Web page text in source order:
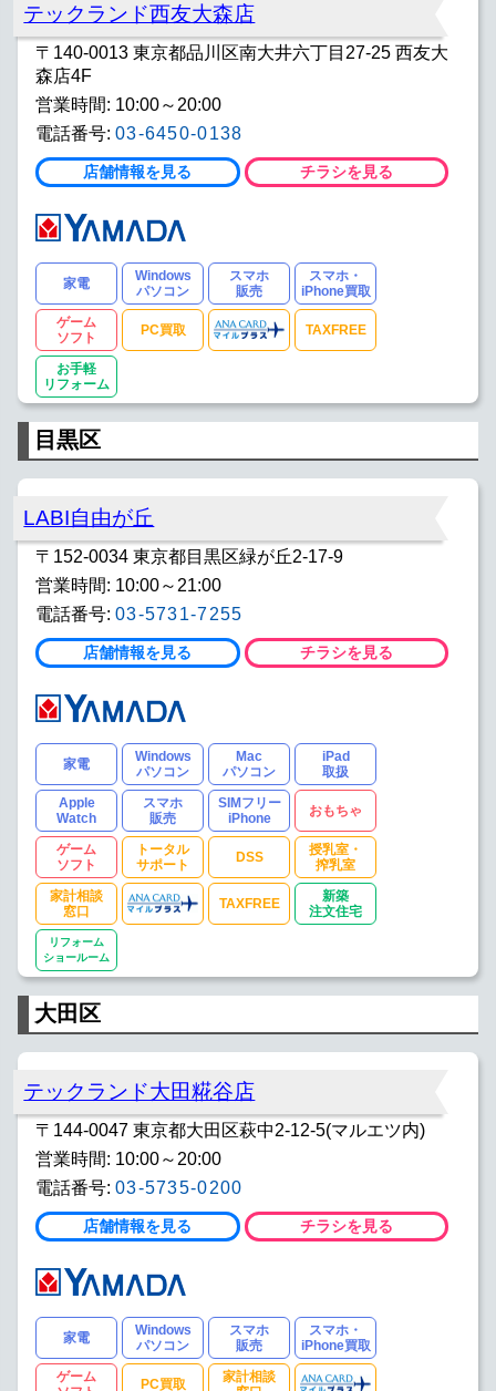
テックランド西友大森店
〒140-0013 東京都品川区南大井六丁目27-25 西友大
森店4F
営業時間: 10:00～20:00
電話番号: 03-6450-0138
店舗情報を見る チラシを見る
家電
Windows
パソコン
スマホ
販売
スマホ・
iPhone買取
ゲーム
ソフト
PC買取 TAXFREE
お手軽
リフォーム
目黒区
LABI自由が丘
〒152-0034 東京都目黒区緑が丘2-17-9
営業時間: 10:00～21:00
電話番号: 03-5731-7255
店舗情報を見る チラシを見る
家電
Windows
パソコン
Mac
パソコン
iPad
取扱
Apple
Watch
スマホ
販売
SIMフリー
iPhone
おもちゃ
ゲーム
ソフト
トータル
サポート
DSS
授乳室・
搾乳室
家計相談
窓口
TAXFREE
新築
注文住宅
リフォーム
ショールーム
大田区
テックランド大田糀谷店
〒144-0047 東京都大田区萩中2-12-5(マルエツ内)
営業時間: 10:00～20:00
電話番号: 03-5735-0200
店舗情報を見る チラシを見る
家電
Windows
パソコン
スマホ
販売
スマホ・
iPhone買取
ゲーム
PC買取
家計相談